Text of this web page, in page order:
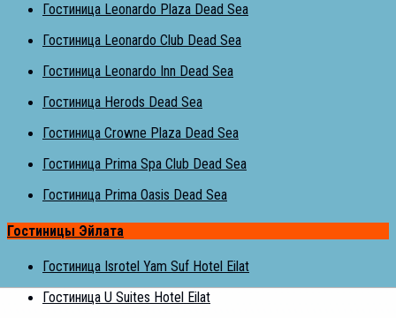
Гостиница Leonardo Plaza Dead Sea
Гостиница Leonardo Club Dead Sea
Гостиница Leonardo Inn Dead Sea
Гостиница Herods Dead Sea
Гостиница Crowne Plaza Dead Sea
Гостиница Prima Spa Club Dead Sea
Гостиница Prima Oasis Dead Sea
Гостиницы Эйлата
Гостиница Isrotel Yam Suf Hotel Eilat
Гостиница U Suites Hotel Eilat